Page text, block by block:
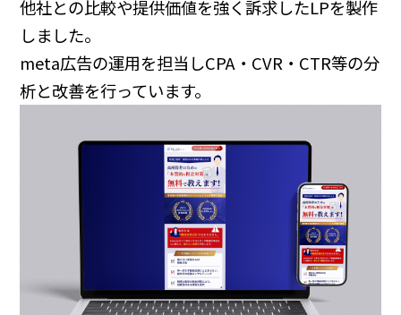
他社との比較や提供価値を強く訴求したLPを製作
しました。
meta広告の運用を担当しCPA・CVR・CTR等の分
析と改善を行っています。